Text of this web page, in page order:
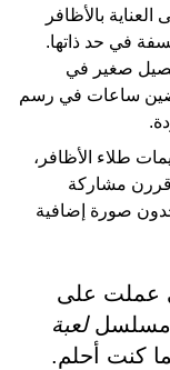
بالأظافر
في حد ذاتها.
صغير في
ساعات في رسم
طلاء الأظافر،
قررن مشاركة
صورة إضافية
عملت على
مسلسللعبة
كنت أحلم.